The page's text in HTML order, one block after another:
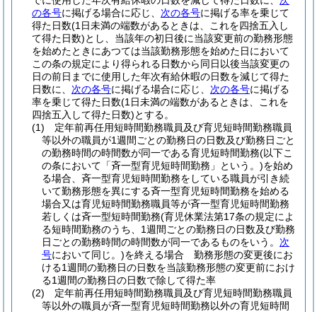
の各号に掲げる場合に応じ、 次の各号に掲げる率を乗じて
得た日数(1日未満の端数があるときは、これを四捨五入し
て得た日数)とし、当該年の初日後に当該変更前の勤務形態
を始めたときにあつては当該勤務形態を始めた日において
この条の規定により得られる日数から同日以後当該変更の
日の前日までに使用した年次有給休暇の日数を減じて得た
日数に、 次の各号に掲げる場合に応じ、 次の各号に掲げる
率を乗じて得た日数(1日未満の端数があるときは、これを
四捨五入して得た日数)とする。
(1)
定年前再任用短時間勤務職員及び育児短時間勤務職員
等以外の職員が1週間ごとの勤務日の日数及び勤務日ごと
の勤務時間の時間数が同一である育児短時間勤務(以下こ
の条において「斉一型育児短時間勤務」という。)を始め
る場合、斉一型育児短時間勤務をしている職員が引き続
いて勤務形態を異にする斉一型育児短時間勤務を始める
場合又は育児短時間勤務職員等が斉一型育児短時間勤務
若しくは斉一型短時間勤務(育児休業法第17条の規定によ
る短時間勤務のうち、1週間ごとの勤務日の日数及び勤務
日ごとの勤務時間の時間数が同一であるものをいう。 次
号において同じ。)を終える場合 勤務形態の変更後にお
ける1週間の勤務日の日数を当該勤務形態の変更前におけ
る1週間の勤務日の日数で除して得た率
(2)
定年前再任用短時間勤務職員及び育児短時間勤務職員
等以外の職員が斉一型育児短時間勤務以外の育児短時間